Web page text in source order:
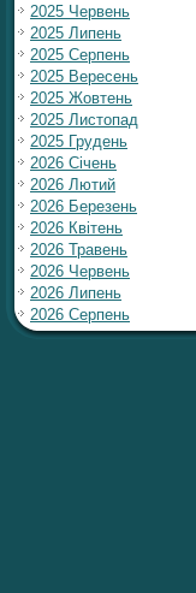
2025 Червень
2025 Липень
2025 Серпень
2025 Вересень
2025 Жовтень
2025 Листопад
2025 Грудень
2026 Січень
2026 Лютий
2026 Березень
2026 Квітень
2026 Травень
2026 Червень
2026 Липень
2026 Серпень